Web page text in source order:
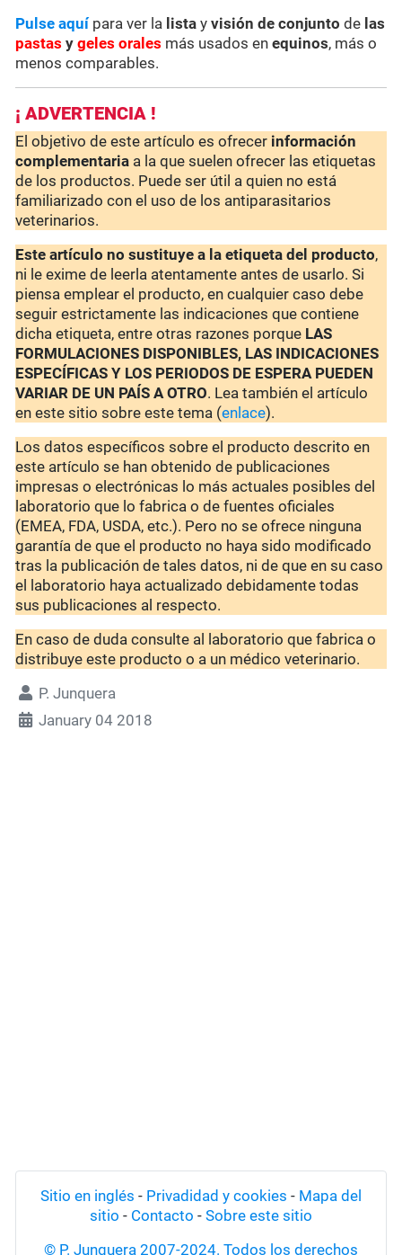
Pulse aquípara ver la lista yvisión de conjunto de las
pastas ygeles orales más usados en equinos, más o
menos comparables.
¡ ADVERTENCIA !
El objetivo de este artículo es ofrecer información
complementaria a la que suelen ofrecer las etiquetas
de los productos. Puede ser útil a quien no está
familiarizado con el uso de los antiparasitarios
veterinarios.
Este artículo no sustituye a la etiqueta del producto,
ni le exime de leerla atentamente antes de usarlo. Si
piensa emplear el producto, en cualquier caso debe
seguir estrictamente las indicaciones que contiene
dicha etiqueta, entre otras razones porque LAS
FORMULACIONES DISPONIBLES, LAS INDICACIONES
ESPECÍFICAS Y LOS PERIODOS DE ESPERA PUEDEN
VARIAR DE UN PAÍS A OTRO. Lea también el artículo
en este sitio sobre este tema (enlace).
Los datos específicos sobre el producto descrito en
este artículo se han obtenido de publicaciones
impresas o electrónicas lo más actuales posibles del
laboratorio que lo fabrica o de fuentes oficiales
(EMEA, FDA, USDA, etc.). Pero no se ofrece ninguna
garantía de que el producto no haya sido modificado
tras la publicación de tales datos, ni de que en su caso
el laboratorio haya actualizado debidamente todas
sus publicaciones al respecto.
En caso de duda consulte al laboratorio que fabrica o
distribuye este producto o a un médico veterinario.
P. Junquera
January 04 2018
Sitio en inglés - Privadidad y cookies - Mapa del
sitio - Contacto - Sobre este sitio
© P. Junquera 2007-2024. Todos los derechos